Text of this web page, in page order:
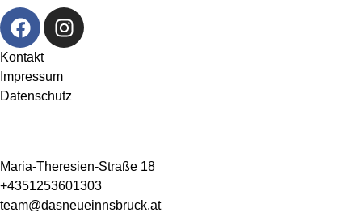
Kontakt
Impressum
Datenschutz
Maria-Theresien-Straße 18
+4351253601303
team@dasneueinnsbruck.at